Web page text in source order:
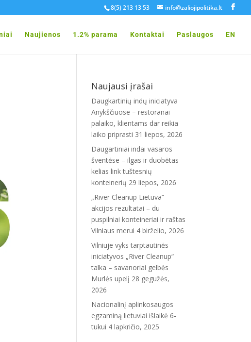
8(5) 213 13 53 info@zaliojipolitika.lt
Naujienos 1.2% parama Kontaktai Paslaugos EN
Naujausi įrašai
Daugkartinių indų iniciatyva
Anykščiuose – restoranai
palaiko, klientams dar reikia
laiko priprasti 31 liepos, 2026
Daugartiniai indai vasaros
šventėse – ilgas ir duobėtas
kelias link tuštesnių
konteinerių 29 liepos, 2026
„River Cleanup Lietuva“
akcijos rezultatai – du
puspilniai konteineriai ir raštas
Vilniaus merui 4 birželio, 2026
Vilniuje vyks tarptautinės
iniciatyvos „River Cleanup“
talka – savanoriai gelbės
Murlės upelį 28 gegužės,
2026
Nacionalinį aplinkosaugos
egzaminą lietuviai išlaikė 6-
tukui 4 lapkričio, 2025